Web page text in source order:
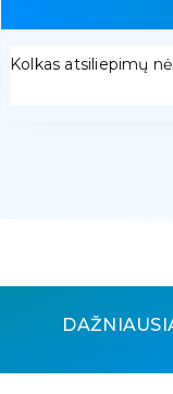
Kolkas atsiliepimų